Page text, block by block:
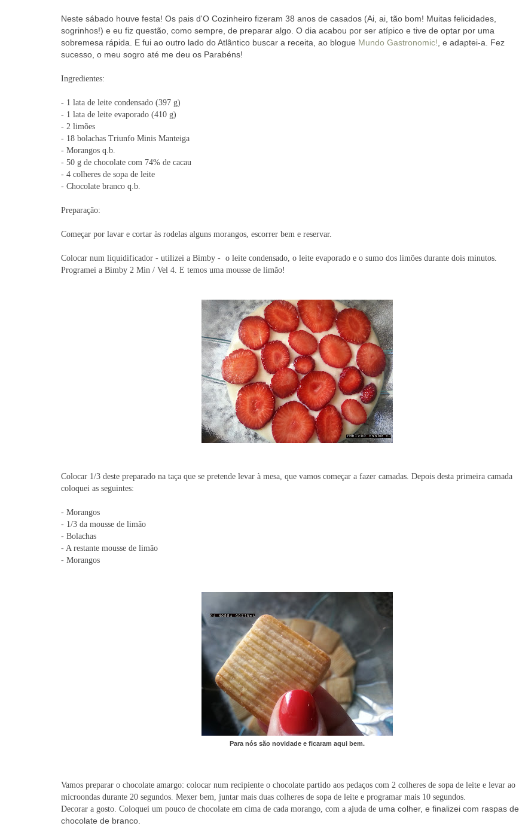
Neste sábado houve festa! Os pais d'O Cozinheiro fizeram 38 anos de casados (Ai, ai, tão bom! Muitas felicidades,
sogrinhos!) e eu fiz questão, como sempre, de preparar algo. O dia acabou por ser atípico e tive de optar por uma
sobremesa rápida. E fui ao outro lado do Atlântico buscar a receita, ao blogue Mundo Gastronomic! , e adaptei-a. Fez
sucesso, o meu sogro até me deu os Parabéns!
Ingredientes:
- 1 lata de leite condensado (397 g)
- 1 lata de leite evaporado (410 g)
- 2 limões
- 18 bolachas Triunfo Minis Manteiga
- Morangos q.b.
- 50 g de chocolate com 74% de cacau
- 4 colheres de sopa de leite
- Chocolate branco q.b.
Preparação:
Começar por lavar e cortar às rodelas alguns morangos, escorrer bem e reservar.
Colocar num liquidificador - utilizei a Bimby - o leite condensado, o leite evaporado e o sumo dos limões durante dois minutos.
Programei a Bimby 2 Min / Vel 4. E temos uma mousse de limão!
Colocar 1/3 deste preparado na taça que se pretende levar à mesa, que vamos começar a fazer camadas. Depois desta primeira camada
coloquei as seguintes:
- Morangos
- 1/3 da mousse de limão
- Bolachas
- A restante mousse de limão
- Morangos
Para nós são novidade e ficaram aqui bem.
Vamos preparar o chocolate amargo: colocar num recipiente o chocolate partido aos pedaços com 2 colheres de sopa de leite e levar ao
microondas durante 20 segundos. Mexer bem, juntar mais duas colheres de sopa de leite e programar mais 10 segundos.
Decorar a gosto. Coloquei um pouco de chocolate em cima de cada morango, com a ajuda de uma colher, e finalizei com raspas de
chocolate de branco.